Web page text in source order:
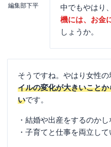
編集部下平
中でもやはり、
機には、お金
しょうか。
そうですね。やはり女性の
イルの変化が大きいこと
いです。
・結婚や出産をするのか
・子育てと仕事を両立し